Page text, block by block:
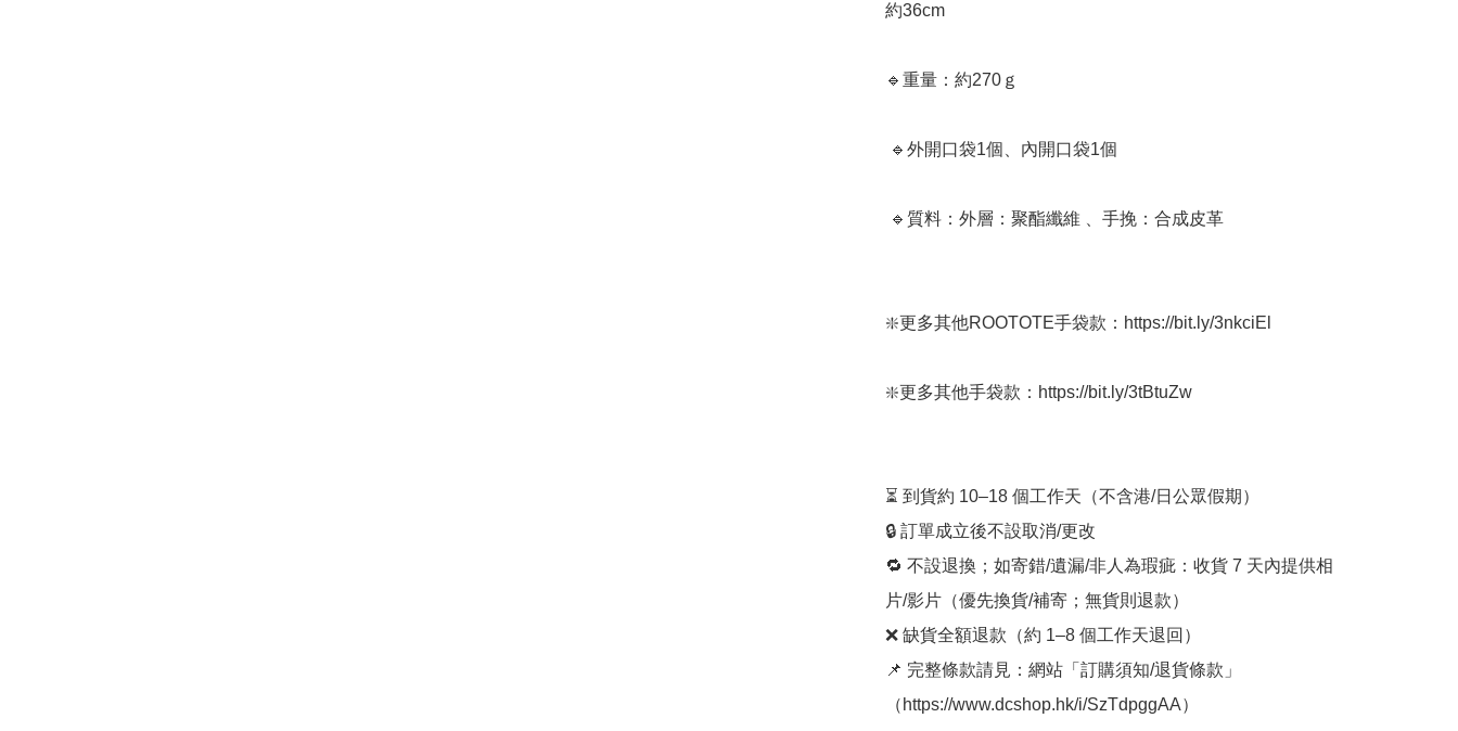
約36cm
🔹重量：約270ｇ
❇️更多其他ROOTOTE手袋款：https://bit.ly/3nkciEl
❇️更多其他手袋款：https://bit.ly/3tBtuZw
⏳ 到貨約 10–18 個工作天（不含港/日公眾假期）
🔒 訂單成立後不設取消/更改
🔁 不設退換；如寄錯/遺漏/非人為瑕疵：收貨 7 天內提供相
片/影片（優先換貨/補寄；無貨則退款）
❌ 缺貨全額退款（約 1–8 個工作天退回）
📌 完整條款請見：網站「訂購須知/退貨條款」
（https://www.dcshop.hk/i/SzTdpggAA）